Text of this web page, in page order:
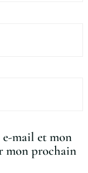
mail et mon
mon prochain